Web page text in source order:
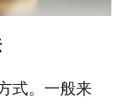
式。一般来